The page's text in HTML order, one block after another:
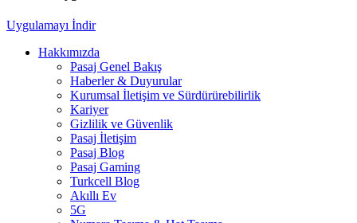
Uygulamayı İndir
Hakkımızda
Pasaj Genel Bakış
Haberler & Duyurular
Kurumsal İletişim ve Sürdürürebilirlik
Kariyer
Gizlilik ve Güvenlik
Pasaj İletişim
Pasaj Blog
Pasaj Gaming
Turkcell Blog
Akıllı Ev
5G